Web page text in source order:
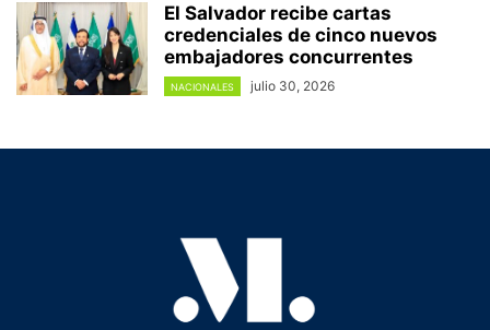
El Salvador recibe cartas
credenciales de cinco nuevos
embajadores concurrentes
NACIONALES julio 30, 2026